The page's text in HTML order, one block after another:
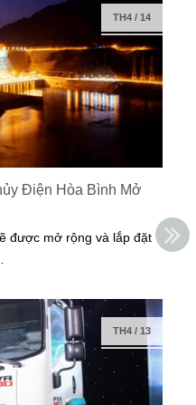
TH4/ 14
Điện Hòa Bình Mở
được mở rộng và lắp đặt
TH4/ 13